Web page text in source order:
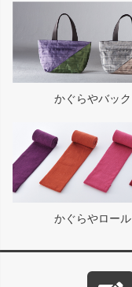
かぐらやバック
かぐらやロール